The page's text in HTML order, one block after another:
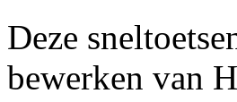
Deze
bewerken van